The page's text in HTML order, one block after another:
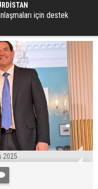
için destek
2025